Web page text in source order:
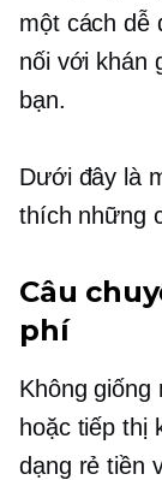
một cách dễ
nối với khán
bạn.
Dưới đây là
thích những
Câu
phí
Không
hoặc tiếp thị
dạng rẻ tiền